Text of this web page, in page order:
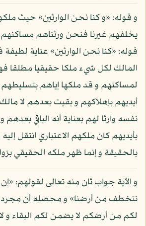
و قوله: «و كنا نحن الوارثين» حيث
يخلفهم غيرنا فنحن ورثناهم
قوله: «كنا نحن الوارثين» عناية لطيفة
المالك لكل شيء ملكا حقيقيا مطلقا
لمساكنهم و قد ملكها إياهم
أيديهم بإهلاكهم و بقيت بعدهم لا
نفسه وارثا لهم بعناية أنه الباقي
بأيديهم كان ملكهم الاعتباري انتقل
بالحقيقة و إنما ظهر ملكه الحقيقي
و الآية جواب ثان منه تعالى لقولهم:
نتخطف من أرضنا» و محصله أن
لكم من أرضكم لا يضمن لكم البقاء و